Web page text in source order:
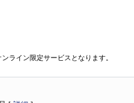
ライン限定サービスとなります。